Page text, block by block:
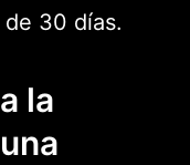
30 días.
la